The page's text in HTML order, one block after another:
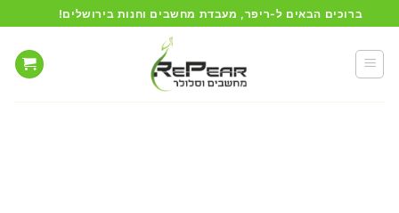
to
content
ברוכים הבאים ל-ריפר, מעבדת מחשבים וחנות בירושלים!